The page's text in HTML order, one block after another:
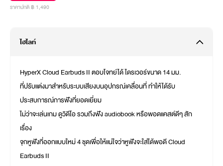
ราคาปกติ ฿ 1,490
ไฮไลท์
HyperX Cloud Earbuds II ตอบโจทย์ได้ ไดรเวอร์ขนาด 14 มม.
ที่ปรับแต่งมาสำหรับระบบเสียงบนอุปกรณ์เคลื่อนที่ ทำให้ได้รับ
ประสบการณ์การฟังที่ยอดเยี่ยม
ไม่ว่าจะเล่นเกม ดูวิดีโอ รวมถึงฟัง audiobook หรือพอดแคสต์ดีๆ สัก
เรื่อง
จุกหูฟังที่ออกแบบใหม่ 4 ชุดเพื่อให้แน่ใจว่าหูฟังจะใส่ได้พอดี Cloud
Earbuds II